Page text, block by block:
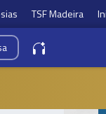
TSF Madeira